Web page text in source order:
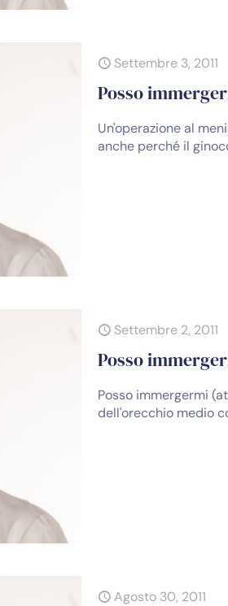
Settembre 3, 2011
Posso
Un'operazione al
anche perché il
Settembre 2, 2011
Posso
Posso immergermi
dell'orecchio medio
Agosto 30, 2011